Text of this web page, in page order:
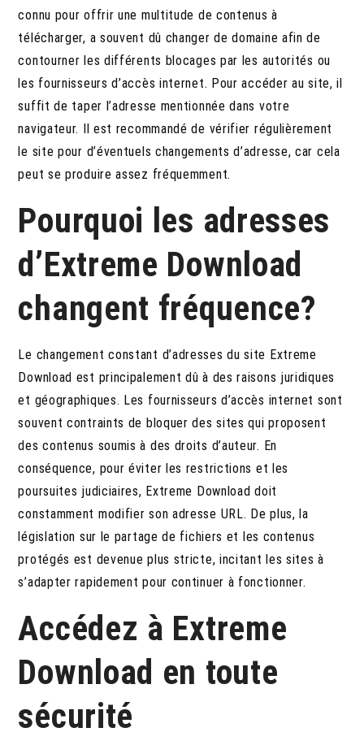
connu pour offrir une multitude de contenus à
télécharger, a souvent dû changer de domaine afin de
contourner les différents blocages par les autorités ou
les fournisseurs d’accès internet. Pour accéder au site, il
suffit de taper l’adresse mentionnée dans votre
navigateur. Il est recommandé de vérifier régulièrement
le site pour d’éventuels changements d’adresse, car cela
peut se produire assez fréquemment.
Pourquoi les adresses
d’Extreme Download
changent fréquence?
Le changement constant d’adresses du site Extreme
Download est principalement dû à des raisons juridiques
et géographiques. Les fournisseurs d’accès internet sont
souvent contraints de bloquer des sites qui proposent
des contenus soumis à des droits d’auteur. En
conséquence, pour éviter les restrictions et les
poursuites judiciaires, Extreme Download doit
constamment modifier son adresse URL. De plus, la
législation sur le partage de fichiers et les contenus
protégés est devenue plus stricte, incitant les sites à
s’adapter rapidement pour continuer à fonctionner.
Accédez à Extreme
Download en toute
sécurité